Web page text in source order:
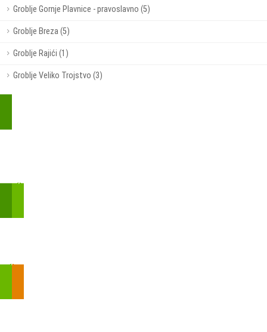
Groblje Gornje Plavnice - pravoslavno (5)
Groblje Breza (5)
Groblje Rajići (1)
Groblje Veliko Trojstvo (3)